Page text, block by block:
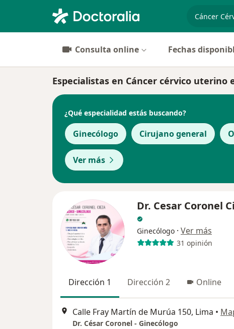
Consulta online Fechas
Especialistas en Cáncer cérvico uterino
¿Qué especialidad estás buscando?
Ginecólogo Cirujano general
Ver más
Dr. Cesar Coronel
Ginecólogo · Ver más
31 opinión
Dirección 1 Dirección 2 Online
Calle Fray Martín de Murúa 150, Lima •
Dr. César Coronel - Ginecólogo